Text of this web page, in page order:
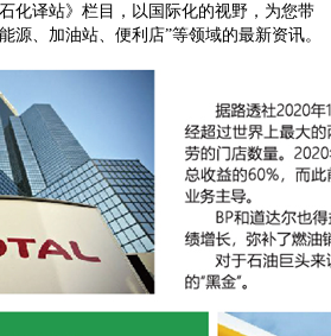
化译站》栏目，以国际化的视野，为您带
源、加油站、便利店”等领域的最新资讯。